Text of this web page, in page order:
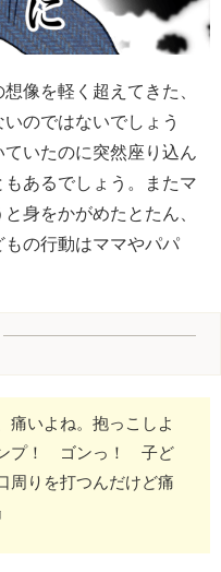
像を軽く超えてきた、
のではないでしょう
いたのに突然座り込ん
あるでしょう。またマ
身をかがめたとたん、
の行動はママやパパ
痛いよね。抱っこしよ
ンプ！ ゴンっ！ 子ど
周りを打つんだけど痛